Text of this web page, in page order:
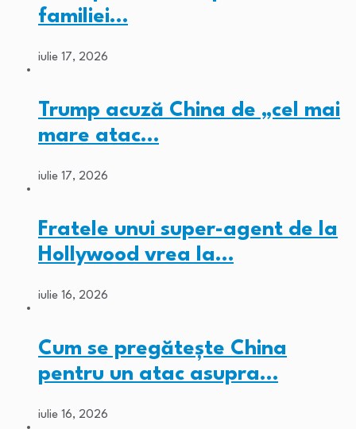
familiei…
iulie 17, 2026
Trump acuză China de „cel mai
mare atac…
iulie 17, 2026
Fratele unui super-agent de la
Hollywood vrea la…
iulie 16, 2026
Cum se pregătește China
pentru un atac asupra…
iulie 16, 2026